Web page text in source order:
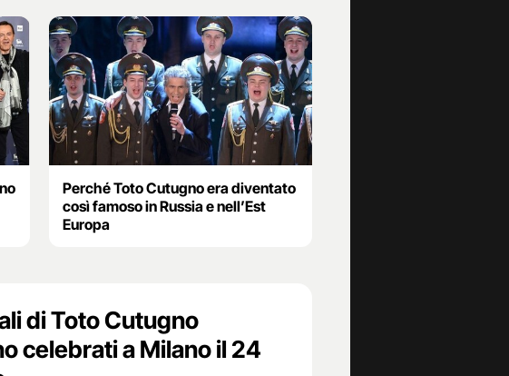
Perché Toto Cutugno era diventato
così famoso in Russia e nell’Est
Europa
di Toto Cutugno
celebrati a Milano il 24